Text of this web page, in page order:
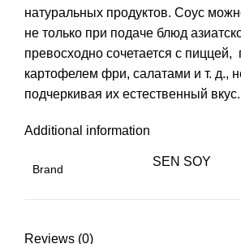
натуральных продуктов. Соус
не только при подаче блюд
превосходно сочетается с пиццей,
картофелем фри, салатами и т. д.,
подчеркивая их естественный вкус.
Additional information
Brand
SEN SOY
Reviews (0)